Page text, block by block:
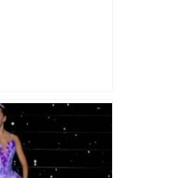
agriculteurs :
à Toulouse ce
abattues en Ariège